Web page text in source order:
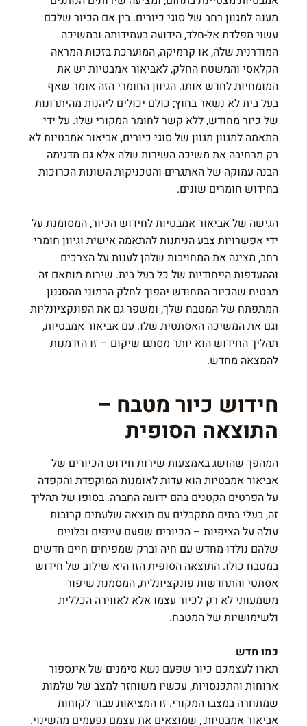
מענה למגוון רחב של סוגי כיורים. בין אם הכיור שלכם
עשוי מפלדת אל-חלד, הידועה בעמידותה ובמשיכה
המודרנית שלה, או קרמיקה, המוערכת בזכות המראה
הקלאסי והמשטח החלק, לאביאור אמבטיות יש את
המומחיות לחדש אותו. הגיוון החומרי הזה אומר שאף
בעל בית לא נשאר בחוץ; כולם יכולים ליהנות מהיתרונות
של כיור מחודש, ללא קשר לחומר המקורי שלו. על ידי
התאמה למגוון מגוון של סוגי כיורים,אביאור אמבטיותלא
רק מרחיבה את משיכה השירות שלה אלא גם מדגימה
הבנה עמוקה של האתגרים והטכניקות השונות הכרוכות
בחידוש חומרים שונים.
הגישה של אביאור אמבטיות לחידוש הכיור, המסומנת על
ידי אפשרויות צבע הניתנות להתאמה אישית וגיוון חומרי
רחב, מציגה את המחויבות שלהן לענות על הצרכים
וההעדפות הייחודיות של כל בעל בית. שירות מותאם זה
מבטיח שהכיור המחודש יהפוך לחלק הרמוני מהסגנון
המתפתח של המטבח שלך, ומשפר גם את הפונקציונליות
וגם את המשיכה האסתטית שלו. עם אביאור אמבטיות,
תהליך החידוש הוא יותר מסתם שיקום – זו הזדמנות
להמצאה מחדש.
חידוש כיור מטבח –
התוצאה הסופית
המהפך שהושג באמצעות שירות חידוש הכיורים של
אביאור אמבטיות הוא עדות לאומנות המוקפדת והקפדה
על הפרטים הקטנים בהם ידועה החברה. בסופו של תהליך
זה, בעלי בתים מתקבלים עם תוצאה שלעתים קרובות
עולה על הציפיות – הכיורים שפעם עייפים ובלויים
שלהם נולדו מחדש עם חיה וברק שמפיחים חיים חדשים
במטבח כולו. התוצאה הסופית הזו היא שילוב של חידוש
אסתטי והתחדשות פונקציונלית, המסמנת שיפור
משמעותי לא רק לכיור עצמו אלא לאווירה הכללית
ולשימושיות של המטבח.
כמו חדש
תארו לעצמכם כיור שפעם נשא סימנים של אינספור
ארוחות והתכנסויות, עכשיו משוחזר למצב של שלמות
שמתחרה במצבו המקורי. זו המציאות עבור לקוחות
אביאור אמבטיות , שמוצאים את עצמם נפעמים מהשינוי.